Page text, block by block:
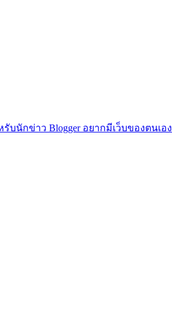
นักข่าว Blogger อยากมีเว็บของตนเอง